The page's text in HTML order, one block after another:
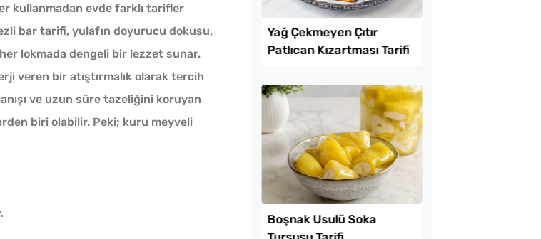
kullanmadan evde farklı tarifler
bar tarifi, yulafın doyurucu dokusu,
her lokmada dengeli bir lezzet sunar.
veren bir atıştırmalık olarak tercih
ve uzun süre tazeliğini koruyan
biri olabilir. Peki; kuru meyveli
Lezzet Trendleri
Domates Sosunun
Konur?
Soğuk Baklava